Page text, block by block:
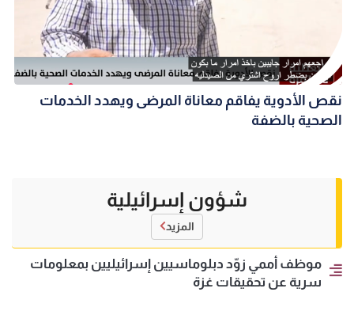
نقص الأدوية يفاقم معاناة المرضى ويهدد الخدمات
الصحية بالضفة
شؤون إسرائيلية
المزيد
موظف أممي زوّد دبلوماسيين إسرائيليين بمعلومات
سرية عن تحقيقات غزة